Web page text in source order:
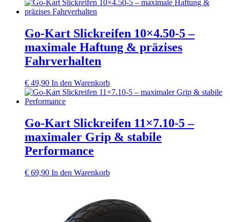
Preis
war:
Preis
ist:
Go‑Kart Slickreifen 10×4.50‑5 –
maximale Haftung & präzises
Fahrverhalten
€ 49,90 In den Warenkorb
Go‑Kart Slickreifen 11×7.10‑5 –
maximaler Grip & stabile
Performance
€ 69,90 In den Warenkorb